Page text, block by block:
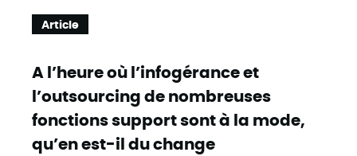
Article
A l’heure où l’infogérance et
l’outsourcing de nombreuses
fonctions support sont à la mode,
qu’en est-il du change